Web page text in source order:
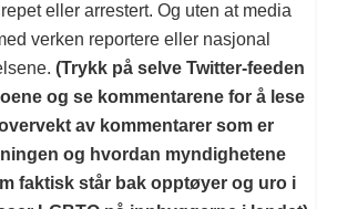
eller arrestert. Og uten at media
verken reportere eller nasjonal
(Trykk på selve Twitter-feeden
og se kommentarene for å lese
av kommentarer som er
og hvordan myndighetene
faktisk står bak opptøyer og uro i